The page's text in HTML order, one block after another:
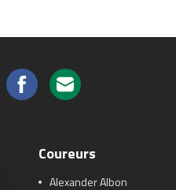
Coureurs
Alexander Albon